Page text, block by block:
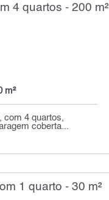
4 quartos - 200 m²
m²
com 4 quartos,
coberta...
1 quarto - 30 m²